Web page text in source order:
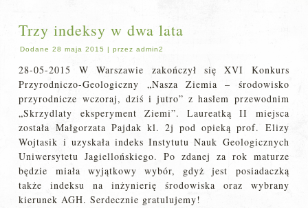
Trzy indeksy w dwa lata
Dodane 28 maja 2015 |przez admin2
28-05-2015 W Warszawie zakończył się XVI Konkurs
Przyrodniczo-Geologiczny „Nasza Ziemia – środowisko
przyrodnicze wczoraj, dziś i jutro” z hasłem przewodnim
„Skrzydlaty eksperyment Ziemi”. Laureatką II miejsca
została Małgorzata Pajdak kl. 2j pod opieką prof. Elizy
Wojtasik i uzyskała indeks Instytutu Nauk Geologicznych
Uniwersytetu Jagiellońskiego. Po zdanej za rok maturze
będzie miała wyjątkowy wybór, gdyż jest posiadaczką
także indeksu na inżynierię środowiska oraz wybrany
kierunek AGH. Serdecznie gratulujemy!